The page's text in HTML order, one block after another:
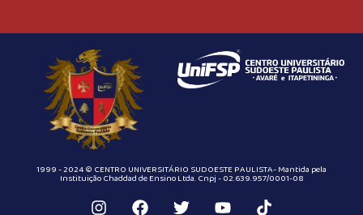
1999 - 2024 © CENTRO UNIVERSITÁRIO SUDOESTE PAULISTA- Mantida pela
Instituição Chaddad de Ensino Ltda. Cnpj - 02.639.957/0001-08